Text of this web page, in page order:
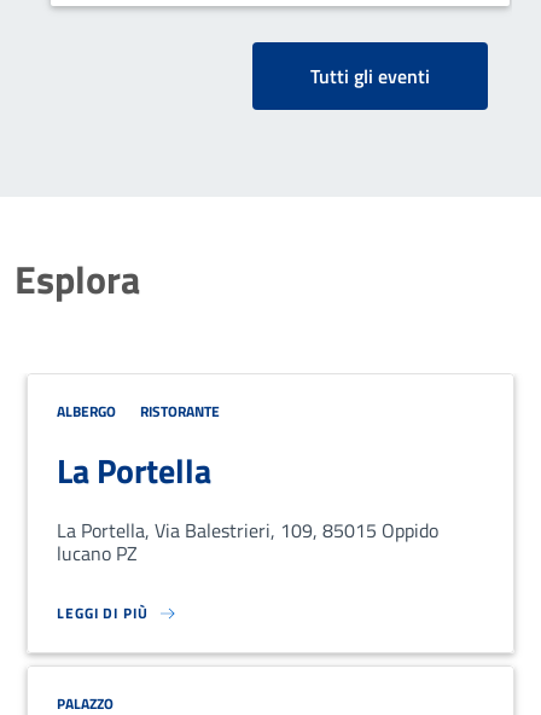
Tutti gli eventi
Esplora
ALBERGO RISTORANTE
La Portella
La Portella, Via Balestrieri, 109, 85015 Oppido
lucano PZ
LEGGI DI PIÙ
SU LOREM IPSUM DOLOR SIT AMET, CONSECTETUR ADIPISCING
PALAZZO